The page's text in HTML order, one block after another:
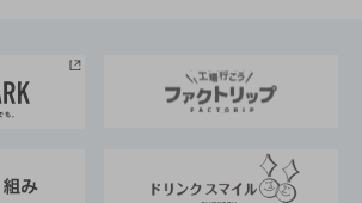
バーズ大阪
えるサステナビリティ経営